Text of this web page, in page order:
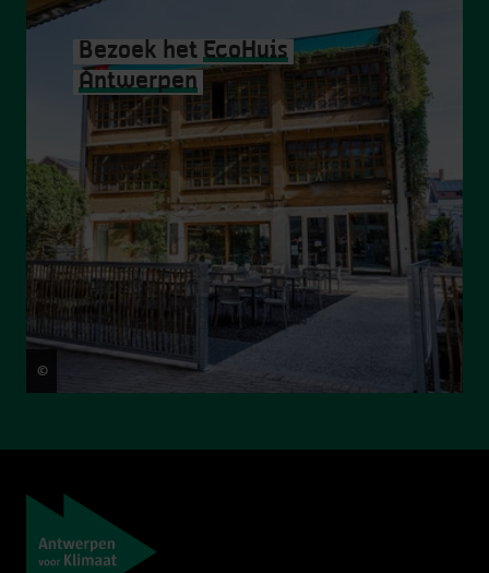
Bezoek het EcoHuis
Antwerpen
© Victoriano Moreno
Navigatie